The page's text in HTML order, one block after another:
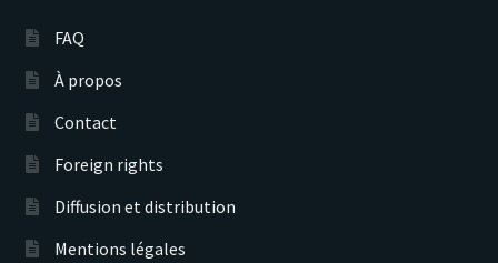
FAQ
À propos
Contact
Foreign rights
Diffusion et distribution
Mentions légales